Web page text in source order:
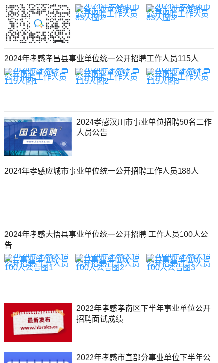
2024年孝感孝昌县事业单位统一公开招聘工作人员115人
2024孝感汉川市事业单位招聘50名工作
人员公告
2024年孝感应城市事业单位统一公开招聘工作人员188人
2024年孝感大悟县事业单位统一公开招聘 工作人员100人公
告
2022年孝感孝南区下半年事业单位公开
招聘面试成绩
2022年孝感市直部分事业单位下半年公